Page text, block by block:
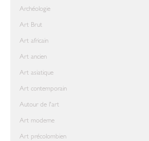
Archéologie
Art Brut
Art africain
Art ancien
Art asiatique
Art contemporain
Autour de l'art
Art moderne
Art précolombien